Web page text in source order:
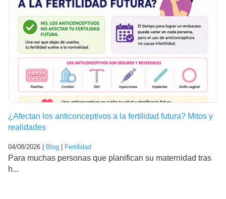
¿Afectan los anticonceptivos a la fertilidad futura? Mitos y
realidades
04/08/2026 | Blog Fertilidad
Para muchas personas que planifican su maternidad tras
h...